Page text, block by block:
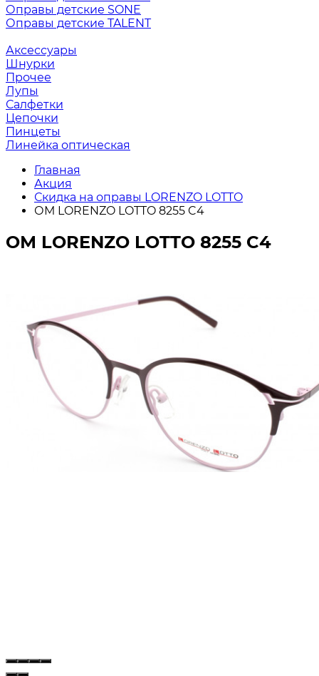
Оправы детские SONE
Оправы детские TALENT
Аксессуары
Шнурки
Прочее
Лупы
Салфетки
Цепочки
Пинцеты
Линейка оптическая
Главная
Акция
Скидка на оправы LORENZO LOTTO
ОМ LORENZO LOTTO 8255 C4
ОМ LORENZO LOTTO 8255 C4